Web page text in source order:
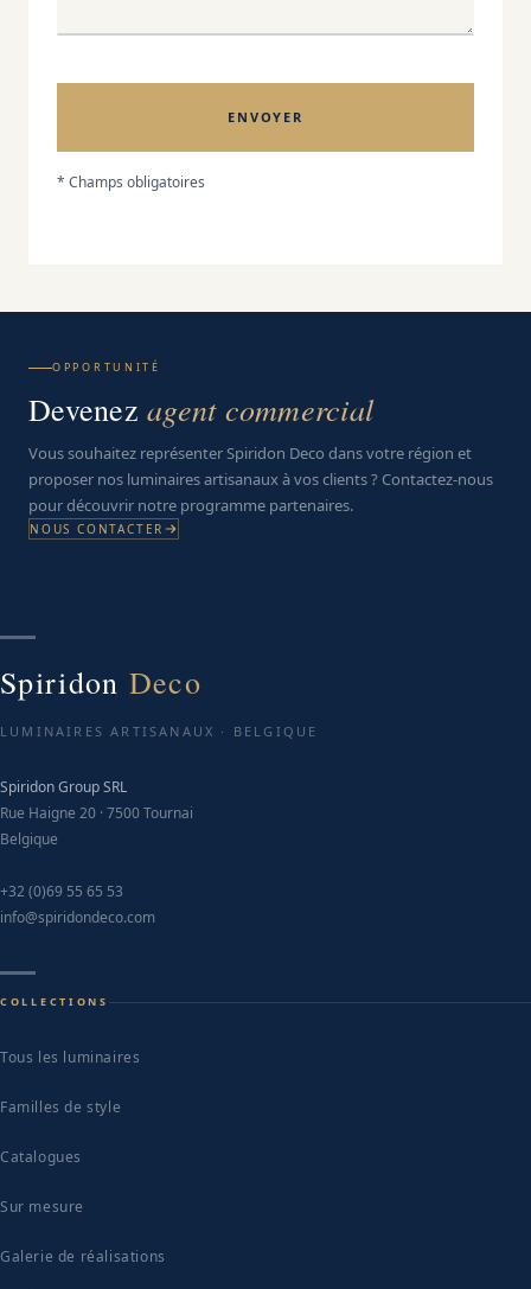
* Champs obligatoires
OPPORTUNITÉ
Devenezagent commercial
Vous souhaitez représenter Spiridon Deco dans votre région et
proposer nos luminaires artisanaux à vos clients ? Contactez-nous
pour découvrir notre programme partenaires.
NOUS CONTACTER
Spiridon Deco
LUMINAIRES ARTISANAUX · BELGIQUE
Spiridon Group SRL
Rue Haigne 20 · 7500 Tournai
Belgique
+32 (0)69 55 65 53
info@spiridondeco.com
COLLECTIONS
Tous les luminaires
Familles de style
Catalogues
Sur mesure
Galerie de réalisations